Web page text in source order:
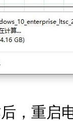
，重启